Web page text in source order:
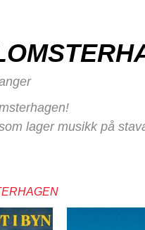
lager musikk på